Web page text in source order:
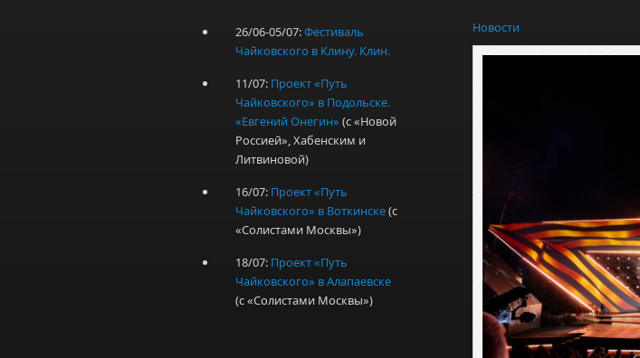
26/06-05/07:Фестиваль
Чайковского в Клину. Клин.
11/07: Проект «Путь
Чайковского» в Подольске.
«Евгений Онегин» (с «Новой
Россией», Хабенским и
Литвиновой)
16/07: Проект «Путь
Чайковского» в Воткинске(с
«Солистами Москвы»)
18/07: Проект «Путь
Чайковского» в Алапаевске
(с «Солистами Москвы»)
Новости